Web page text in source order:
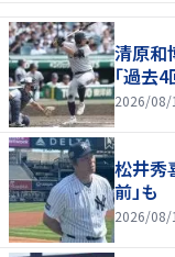
清原和
「過去
2026/08/
松井秀
前」も
2026/08/